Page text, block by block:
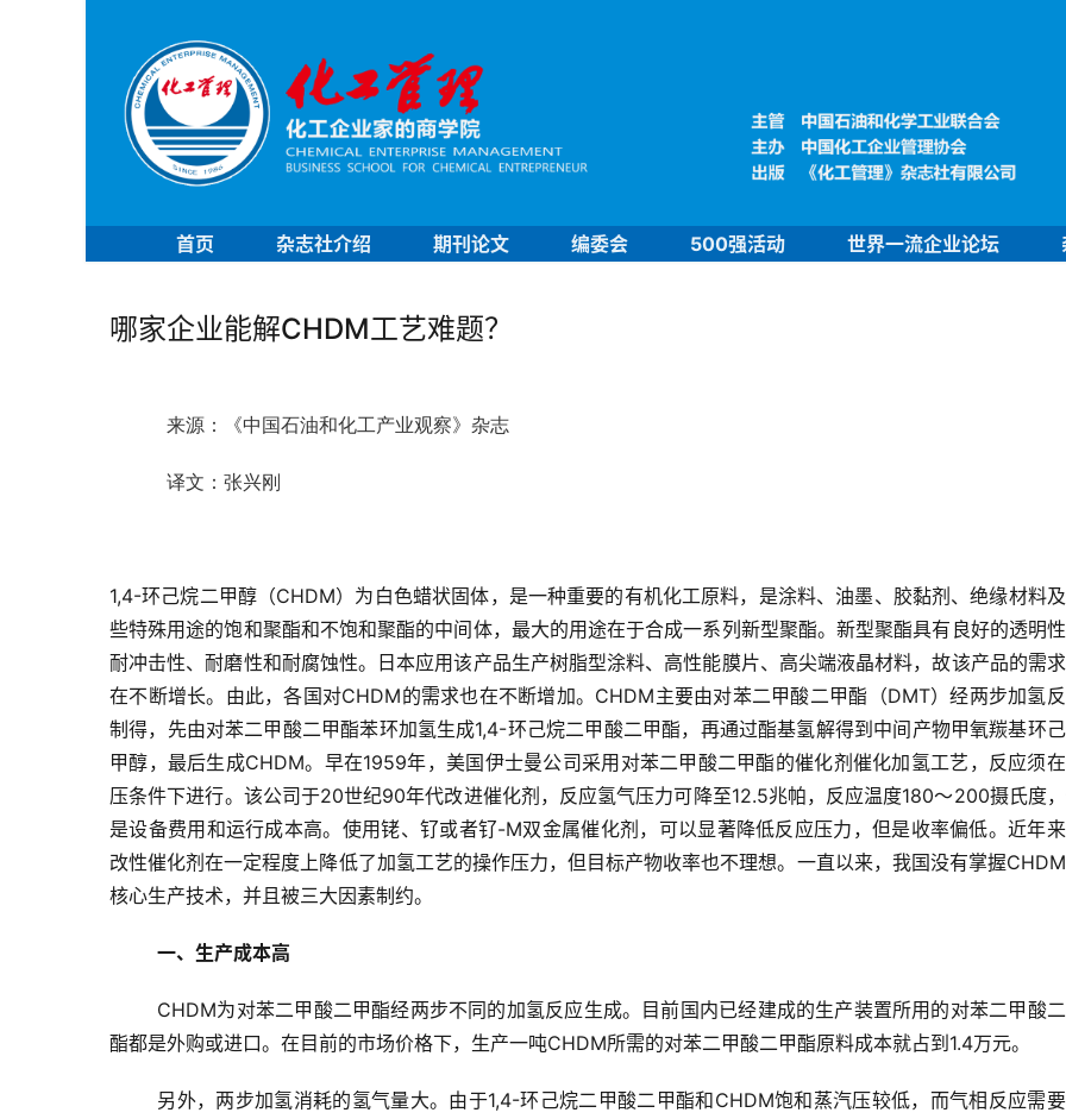
首页 杂志社介绍 期刊论文 编委会 500强活动 世界一流企业论坛
哪家企业能解CHDM工艺难题？
来源：《中国石油和化工产业观察》杂志
译文：张兴刚
1,4-环己烷二甲醇（CHDM）为白色蜡状固体，是一种重要的有机化工原料，是涂料、油墨、胶黏剂、绝缘材料
些特殊用途的饱和聚酯和不饱和聚酯的中间体，最大的用途在于合成一系列新型聚酯。新型聚酯具有良好的透明性
耐冲击性、耐磨性和耐腐蚀性。
日本应用该产品生产树脂型涂料、高性能膜片、高尖端液晶材料，故该产品的需
在不断增长。由此，各国对CHDM的需求也在不断增加。 CHDM主要由对苯二甲酸二甲酯（DMT）经两步加氢
制得，先由对苯二甲酸二甲酯苯环加氢生成1,4-环己烷二甲酸二甲酯，再通过酯基氢解得到中间产物甲氧羰基环
甲醇，最后生成CHDM。 早在1959年，美国伊士曼公司采用对苯二甲酸二甲酯的催化剂催化加氢工艺，反应须
压条件下进行。该公司于20世纪90年代改进催化剂，反应氢气压力可降至12.5兆帕，反应温度180～200摄氏度
是设备费用和运行成本高。 使用铑、钌或者钌-M双金属催化剂，可以显著降低反应压力，但是收率偏低。近年来
改性催化剂在一定程度上降低了加氢工艺的操作压力，但目标产物收率也不理想。 一直以来，我国没有掌握
核心生产技术，并且被三大因素制约。
一、生产成本高
CHDM为对苯二甲酸二甲酯经两步不同的加氢反应生成。目前国内已经建成的生产装置所用的对苯二甲酸
酯都是外购或进口。在目前的市场价格下，生产一吨CHDM所需的对苯二甲酸二甲酯原料成本就占到1.4万元。
另外，两步加氢消耗的氢气量大。由于1,4-环己烷二甲酸二甲酯和CHDM饱和蒸汽压较低，而气相反应需